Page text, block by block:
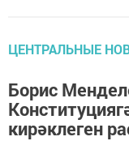
ЦЕНТРАЛЬНЫЕ
Борис
кирәклеген